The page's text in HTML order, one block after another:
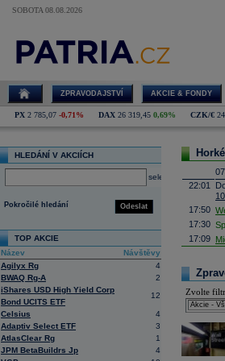
SOBOTA 08.08.2026
ZPRAVODAJSTVÍ AKCIE & FONDY
PX 2 785,07 -0,71% DAX 26 319,45 0,69% CZK/€
HLEDÁNÍ V AKCIÍCH
select
Odeslat
Pokročilé hledání
TOP AKCIE
Název
Návštěvy
Agilyx Rg
4
BWAQ Rg-A
2
iShares USD High Yield Corp
Bond UCITS ETF
12
Celsius
4
Adaptiv Select ETF
3
AtlasClear Rg
1
JPM BetaBuildrs Jp
4
22:01
17:50
17:30
17:09
16:26
16:23
16:07
Zvolte filtr